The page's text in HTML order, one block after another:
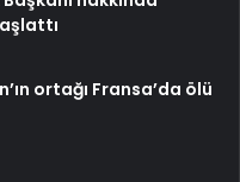
ortağı Fransa’da ölü